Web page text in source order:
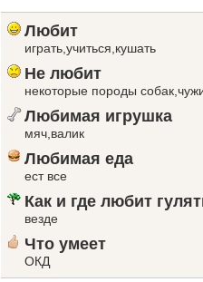
Любит
играть,учиться,кушать
Не любит
некоторые породы
Любимая игрушка
мяч,валик
Любимая еда
ест все
Как и где любит
везде
Что умеет
ОКД